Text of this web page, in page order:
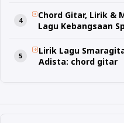
Chord Gitar, Lirik &
Lagu Kebangsaan
Lirik Lagu
Adista: chord gitar